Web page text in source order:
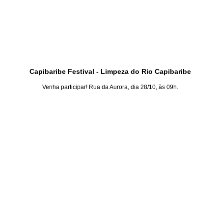
Capibaribe Festival - Limpeza do Rio Capibaribe
Venha participar! Rua da Aurora, dia 28/10, às 09h.